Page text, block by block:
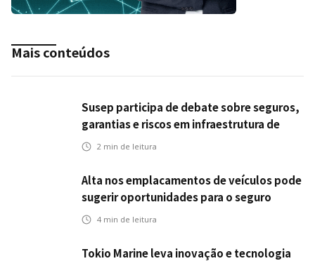
Mais conteúdos
Susep participa de debate sobre seguros,
garantias e riscos em infraestrutura de
transportes
2 min de leitura
Alta nos emplacamentos de veículos pode
sugerir oportunidades para o seguro
automotivo
4 min de leitura
Tokio Marine leva inovação e tecnologia